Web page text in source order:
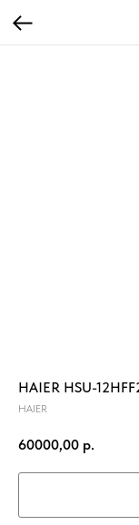
HAIER HSU-
HAIER
60000,00 р.